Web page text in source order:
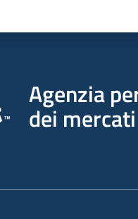
Agenzia
dei